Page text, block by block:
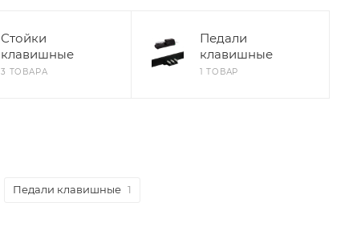
Стойки
клавишные
3 ТОВАРА
Педали
клавишные
1 ТОВАР
Педали клавишные 1